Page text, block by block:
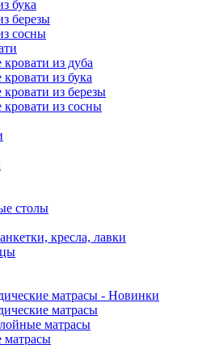
бука
березы
сосны
кровати из дуба
кровати из бука
кровати из березы
кровати из сосны
столы
кресла, лавки
матрасы - Новинки
матрасы
матрасы
матрасы